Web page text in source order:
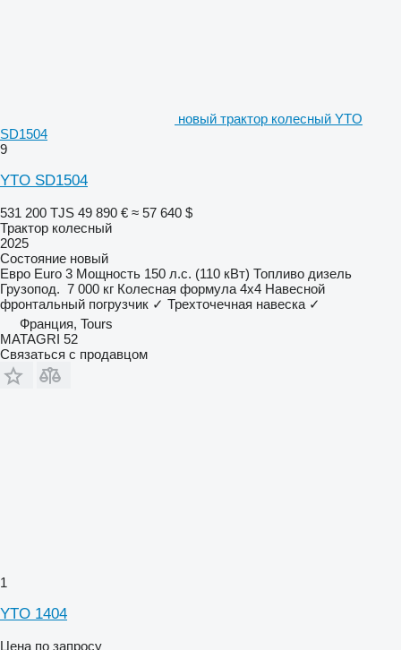
новый трактор колесный YTO
SD1504
9
YTO SD1504
531 200 TJS 49 890 € ≈ 57 640 $
Трактор колесный
2025
Состояние новый
Евро Euro 3 Мощность 150 л.с. (110 кВт) Топливо дизель
Грузопод. 7 000 кг Колесная формула 4x4 Навесной
фронтальный погрузчик ✓ Трехточечная навеска ✓
Франция, Tours
MATAGRI 52
Связаться с продавцом
1
YTO 1404
Цена по запросу